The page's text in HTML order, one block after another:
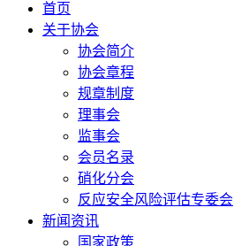
首页
关于协会
协会简介
协会章程
规章制度
理事会
监事会
会员名录
硝化分会
反应安全风险评估专委会
新闻资讯
国家政策